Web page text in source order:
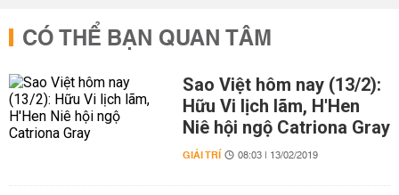
CÓ THỂ BẠN QUAN TÂM
Sao Việt hôm nay (13/2):
Hữu Vi lịch lãm, H'Hen
Niê hội ngộ Catriona Gray
GIẢI TRÍ 08:03 | 13/02/2019